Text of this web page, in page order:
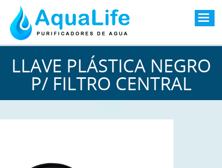
LLAVE PLÁSTICA NEGRO
P/ FILTRO CENTRAL